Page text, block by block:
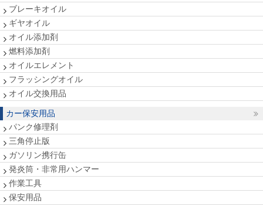
ブレーキオイル
ギヤオイル
オイル添加剤
燃料添加剤
オイルエレメント
フラッシングオイル
オイル交換用品
カー保安用品
パンク修理剤
三角停止版
ガソリン携行缶
発炎筒・非常用ハンマー
作業工具
保安用品